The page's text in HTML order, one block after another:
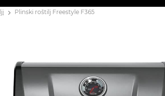
Plinski roštilj Freestyle F365